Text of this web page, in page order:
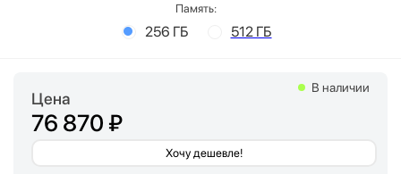
Память:
256 ГБ 512 ГБ
Цена
76 870 ₽
Хочу дешевле!
В наличии